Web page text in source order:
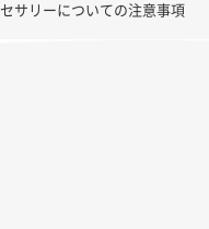
サリーについての注意事項